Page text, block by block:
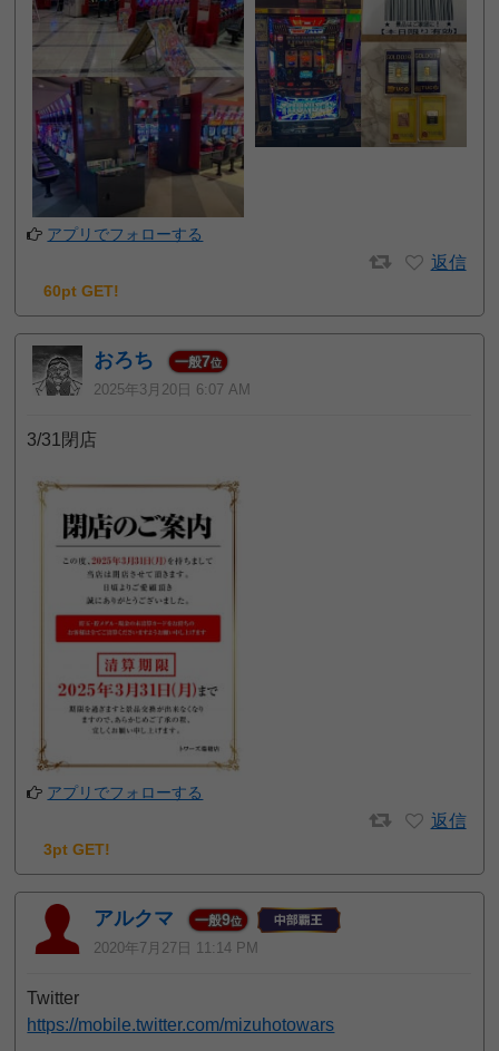
アプリでフォローする
返信
60pt GET!
おろち 一般7位
2025年3月20日 6:07 AM
3/31閉店
アプリでフォローする
返信
3pt GET!
アルクマ 一般9位
2020年7月27日 11:14 PM
Twitter
https://mobile.twitter.com/mizuhotowars